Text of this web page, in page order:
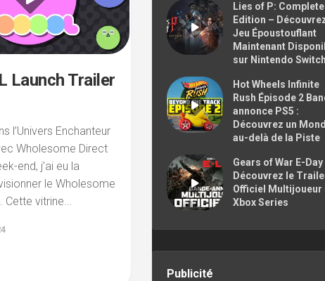
BONS PLANS
NOUS
Launch Trailer
l’Univers Enchanteur
Wholesome Direct
end, j’ai eu la
le Wholesome
Cette vitrine...
Lies of P: Complete
Edition –
Jeu Époustouflant
Maintenant
sur Nintendo
Hot Wheels Infinite
Rush Épisode 2
annonce PS5 :
Découvrez un
au-delà de la Piste
Gears of War E-Day
Découvrez le
Officiel Multijoueur
Xbox Series
Publicité